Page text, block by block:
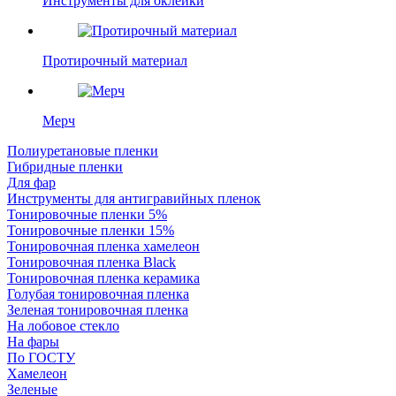
Протирочный материал
Мерч
Полиуретановые пленки
Гибридные пленки
Для фар
Инструменты для антигравийных пленок
Тонировочные пленки 5%
Тонировочные пленки 15%
Тонировочная пленка хамелеон
Тонировочная пленка Black
Тонировочная пленка керамика
Голубая тонировочная пленка
Зеленая тонировочная пленка
На лобовое стекло
На фары
По ГОСТУ
Хамелеон
Зеленые